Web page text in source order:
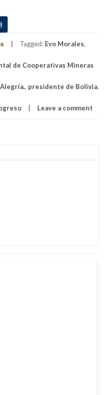
Tagged: Evo Morales,
de Cooperativas Mineras
, presidente de Bolivia,
Leave a comment